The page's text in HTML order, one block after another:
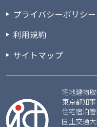
プライバシーポリシー
利用規約
サイトマップ
宅地建物
東京都知
住宅宿泊管
国土交通